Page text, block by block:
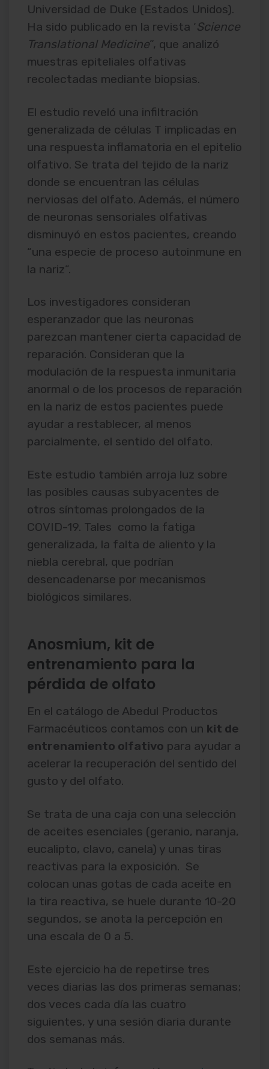
Universidad de Duke (Estados Unidos).
Ha sido publicado en la revista ‘Science
Translational Medicine”, que analizó
muestras epiteliales olfativas
recolectadas mediante biopsias.
El estudio reveló una infiltración
generalizada de células T implicadas en
una respuesta inflamatoria en el epitelio
olfativo. Se trata del tejido de la nariz
donde se encuentran las células
nerviosas del olfato. Además, el número
de neuronas sensoriales olfativas
disminuyó en estos pacientes, creando
“una especie de proceso autoinmune en
la nariz”.
Los investigadores consideran
esperanzador que las neuronas
parezcan mantener cierta capacidad de
reparación. Consideran que la
modulación de la respuesta inmunitaria
anormal o de los procesos de reparación
en la nariz de estos pacientes puede
ayudar a restablecer, al menos
parcialmente, el sentido del olfato.
Este estudio también arroja luz sobre
las posibles causas subyacentes de
otros síntomas prolongados de la
COVID-19. Tales como la fatiga
generalizada, la falta de aliento y la
niebla cerebral, que podrían
desencadenarse por mecanismos
biológicos similares.
Anosmium, kit de
entrenamiento para la
pérdida de olfato
En el catálogo de Abedul Productos
Farmacéuticos contamos con un kit de
entrenamiento olfativo para ayudar a
acelerar la recuperación del sentido del
gusto y del olfato.
Se trata de una caja con una selección
de aceites esenciales (geranio, naranja,
eucalipto, clavo, canela) y unas tiras
reactivas para la exposición. Se
colocan unas gotas de cada aceite en
la tira reactiva, se huele durante 10-20
segundos, se anota la percepción en
una escala de 0 a 5.
Este ejercicio ha de repetirse tres
veces diarias las dos primeras semanas;
dos veces cada día las cuatro
siguientes, y una sesión diaria durante
dos semanas más.